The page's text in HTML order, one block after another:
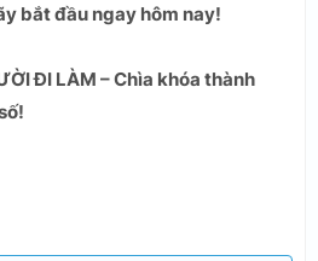
bắt đầu ngay hôm nay!
ĐI LÀM – Chìa khóa thành